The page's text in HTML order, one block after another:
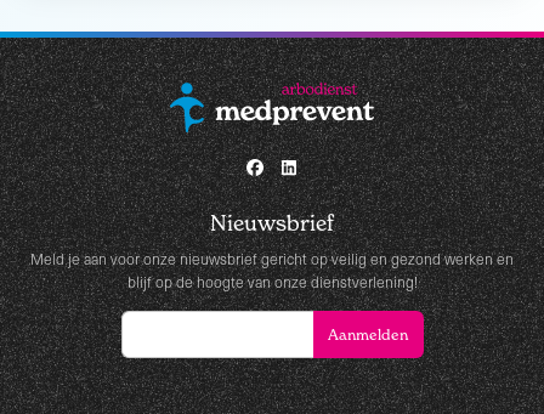
Nieuwsbrief
Meld je aan voor onze nieuwsbrief gericht op veilig en gezond werken en
blijf op de hoogte van onze dienstverlening!